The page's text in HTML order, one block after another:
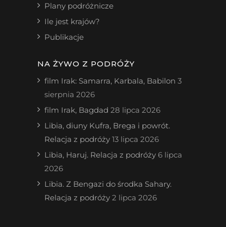
Plany podróżnicze
Ile jest krajów?
Publikacje
NA ŻYWO Z PODRÓŻY
film Irak: Samarra, Karbala, Babilon 3
sierpnia 2026
film Irak, Bagdad 28 lipca 2026
Libia, diuny Kufra, Brega i powrót.
Relacja z podróży 13 lipca 2026
Libia, Haruj. Relacja z podróży 6 lipca
2026
Libia. Z Bengazi do środka Sahary.
Relacja z podróży 2 lipca 2026